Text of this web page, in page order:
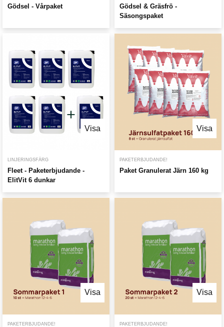
Gödsel - Vårpaket
Gödsel & Gräsfrö -
Säsongspaket
Visa
LINJERINGSFÄRG
Fleet - Paketerbjudande -
ElitVit 6 dunkar
Visa
PAKETERBJUDANDE!
Paket Granulerat Järn 160 kg
Visa
PAKETERBJUDANDE!
Visa
PAKETERBJUDANDE!